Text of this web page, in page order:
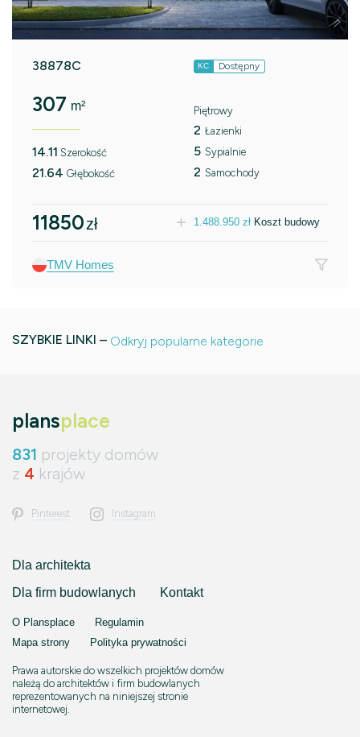
38878C KC Dostępny
307 m²
14.11 Szerokość
21.64 Głębokość
Piętrowy
2 Łazienki
5 Sypialnie
2 Samochody
11850zł 1.488.950 zł Koszt budowy
TMV Homes
SZYBKIE LINKI – Odkryj popularne kategorie
plansplace
831 projekty domów
z 4 krajów
Pinterest Instagram
Dla architekta
Dla firm budowlanych
Kontakt
O Plansplace
Regulamin
Mapa strony
Polityka prywatności
Prawa autorskie do wszelkich projektów domów
należą do architektów i firm budowlanych
reprezentowanych na niniejszej stronie
internetowej.